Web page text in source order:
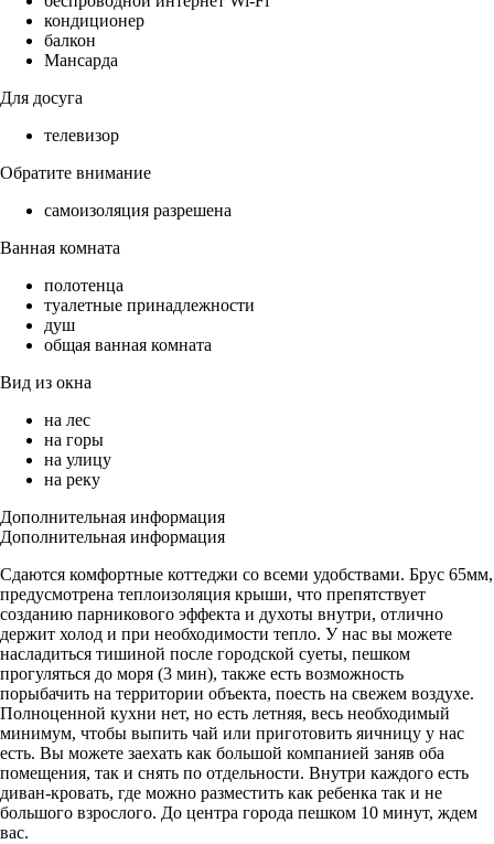
кондиционер
балкон
Мансарда
Для досуга
телевизор
Обратите внимание
самоизоляция разрешена
Ванная комната
полотенца
туалетные принадлежности
душ
общая ванная комната
Вид из окна
на лес
на горы
на улицу
на реку
Дополнительная информация
Дополнительная информация
Сдаются комфортные коттеджи со всеми удобствами. Брус 65мм,
предусмотрена теплоизоляция крыши, что препятствует
созданию парникового эффекта и духоты внутри, отлично
держит холод и при необходимости тепло. У нас вы можете
насладиться тишиной после городской суеты, пешком
прогуляться до моря (3 мин), также есть возможность
порыбачить на территории объекта, поесть на свежем воздухе.
Полноценной кухни нет, но есть летняя, весь необходимый
минимум, чтобы выпить чай или приготовить яичницу у нас
есть. Вы можете заехать как большой компанией заняв оба
помещения, так и снять по отдельности. Внутри каждого есть
диван-кровать, где можно разместить как ребенка так и не
большого взрослого. До центра города пешком 10 минут, ждем
вас.